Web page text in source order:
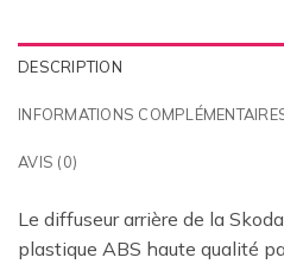
DESCRIPTION
INFORMATIONS
AVIS (0)
Le diffuseur arrière de la
plastique ABS haute qualité